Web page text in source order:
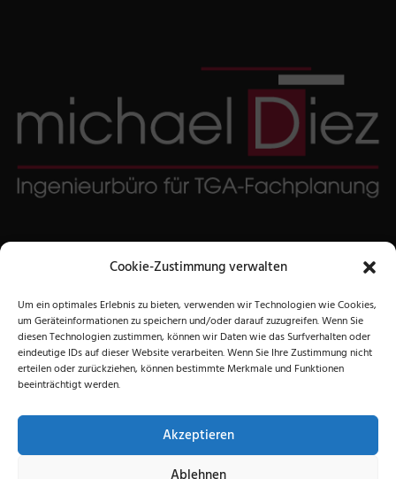
Cookie-Zustimmung verwalten
Um ein optimales Erlebnis zu bieten, verwenden wir Technologien wie Cookies,
um Geräteinformationen zu speichern und/oder darauf zuzugreifen. Wenn Sie
diesen Technologien zustimmen, können wir Daten wie das Surfverhalten oder
eindeutige IDs auf dieser Website verarbeiten. Wenn Sie Ihre Zustimmung nicht
erteilen oder zurückziehen, können bestimmte Merkmale und Funktionen
beeinträchtigt werden.
Akzeptieren
97421 Schweinfurt
Telefon:+49 (0)9721 86475
Telefax: +49 (0)9721 87441
Email:ingenieurbuero@m-diez.de
Rechtliche Angaben:
Datenschutz